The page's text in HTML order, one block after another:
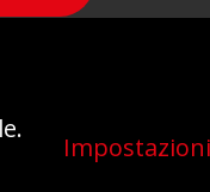
dei dati
Impostazioni